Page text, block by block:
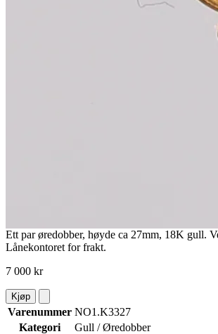
Ett par øredobber, høyde ca 27mm, 18K gull.
Lånekontoret for frakt.
7 000 kr
Kjøp
Varenummer NO1.K3327
Kategori
Gull / Øredobber